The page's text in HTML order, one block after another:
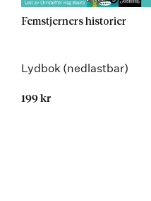
Femstjerners historier
Lydbok (nedlastbar)
199 kr